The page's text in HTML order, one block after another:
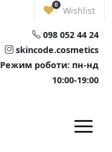
0
Wishlist
098 052 44 24
skincode.cosmetics
Режим роботи: пн-нд
10:00-19:00